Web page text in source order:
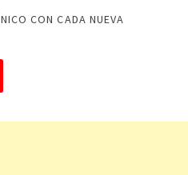
CON CADA NUEVA